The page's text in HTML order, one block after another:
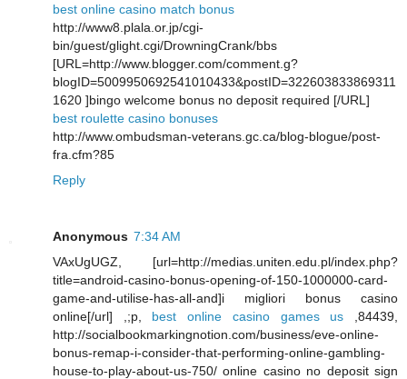
best online casino match bonus
http://www8.plala.or.jp/cgi-
bin/guest/glight.cgi/DrowningCrank/bbs
[URL=http://www.blogger.com/comment.g?
blogID=5009950692541010433&postID=322603833869311
1620 ]bingo welcome bonus no deposit required [/URL]
best roulette casino bonuses
http://www.ombudsman-veterans.gc.ca/blog-blogue/post-
fra.cfm?85
Reply
Anonymous 7:34 AM
VAxUgUGZ, [url=http://medias.uniten.edu.pl/index.php?
title=android-casino-bonus-opening-of-150-1000000-card-
game-and-utilise-has-all-and]i migliori bonus casino
online[/url] ,;p, best online casino games us ,84439,
http://socialbookmarkingnotion.com/business/eve-online-
bonus-remap-i-consider-that-performing-online-gambling-
house-to-play-about-us-750/ online casino no deposit sign